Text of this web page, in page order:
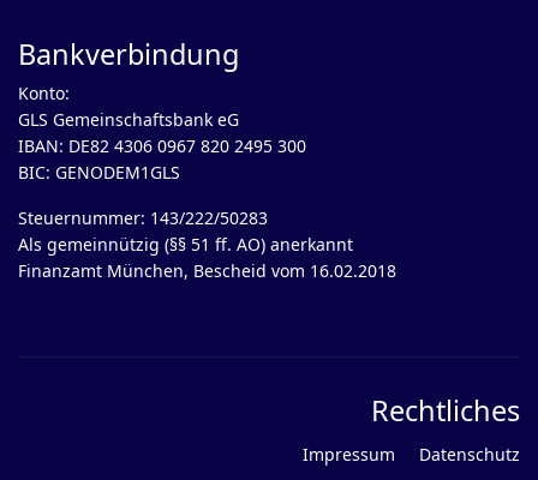
Bankverbindung
Konto:
GLS Gemeinschaftsbank eG
IBAN: DE82 4306 0967 820 2495 300
BIC: GENODEM1GLS
Steuernummer: 143/222/50283
Als gemeinnützig (§§ 51 ff. AO) anerkannt
Finanzamt München, Bescheid vom 16.02.2018
Rechtliches
Impressum Datenschutz